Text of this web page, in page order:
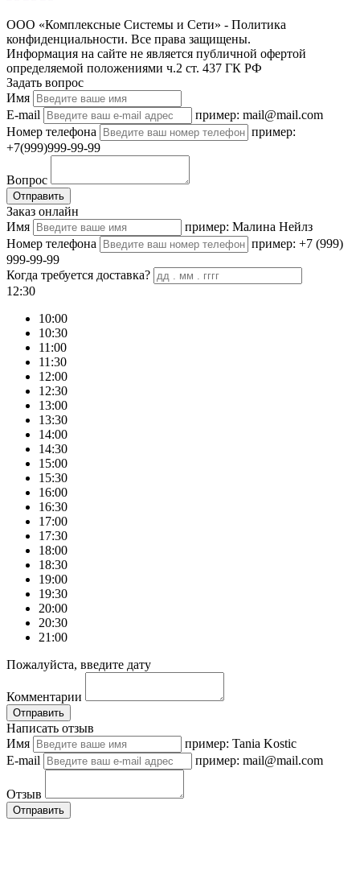
ООО «Комплексные Системы и Сети» - Политика
конфиденциальности. Все права защищены.
Информация на сайте не является публичной офертой
определяемой положениями ч.2 ст. 437 ГК РФ
Задать вопрос
Имя
E-mail
пример: mail@mail.com
Номер телефона
пример:
+7(999)999-99-99
Вопрос
Отправить
Заказ онлайн
Имя
пример: Малина Нейлз
Номер телефона
пример: +7 (999)
999-99-99
Когда требуется доставка?
12:30
10:00
10:30
11:00
11:30
12:00
12:30
13:00
13:30
14:00
14:30
15:00
15:30
16:00
16:30
17:00
17:30
18:00
18:30
19:00
19:30
20:00
20:30
21:00
Пожалуйста, введите дату
Комментарии
Отправить
Написать отзыв
Имя
пример: Tania Kostic
E-mail
пример: mail@mail.com
Отзыв
Отправить